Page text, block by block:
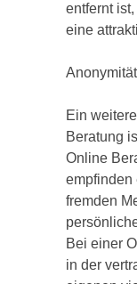
entfernt
eine
Ein
Beratung
Online
empfinden
fremden
Bei einer
in der